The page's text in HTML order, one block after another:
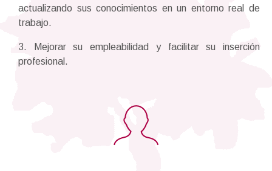
actualizando sus conocimientos en un entorno real de
trabajo.
3. Mejorar su empleabilidad y facilitar su inserción
profesional.